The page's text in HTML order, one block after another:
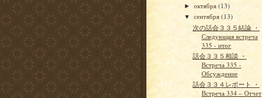
►октября(13)
▼сентября(13)
次の話会３３５結論 ・
Следующая встреча
335 - итог
話会３３５相談 ・
Встреча 335 -
Обсуждение
話会３３４レポート ・
Встреча 334 – Отчет